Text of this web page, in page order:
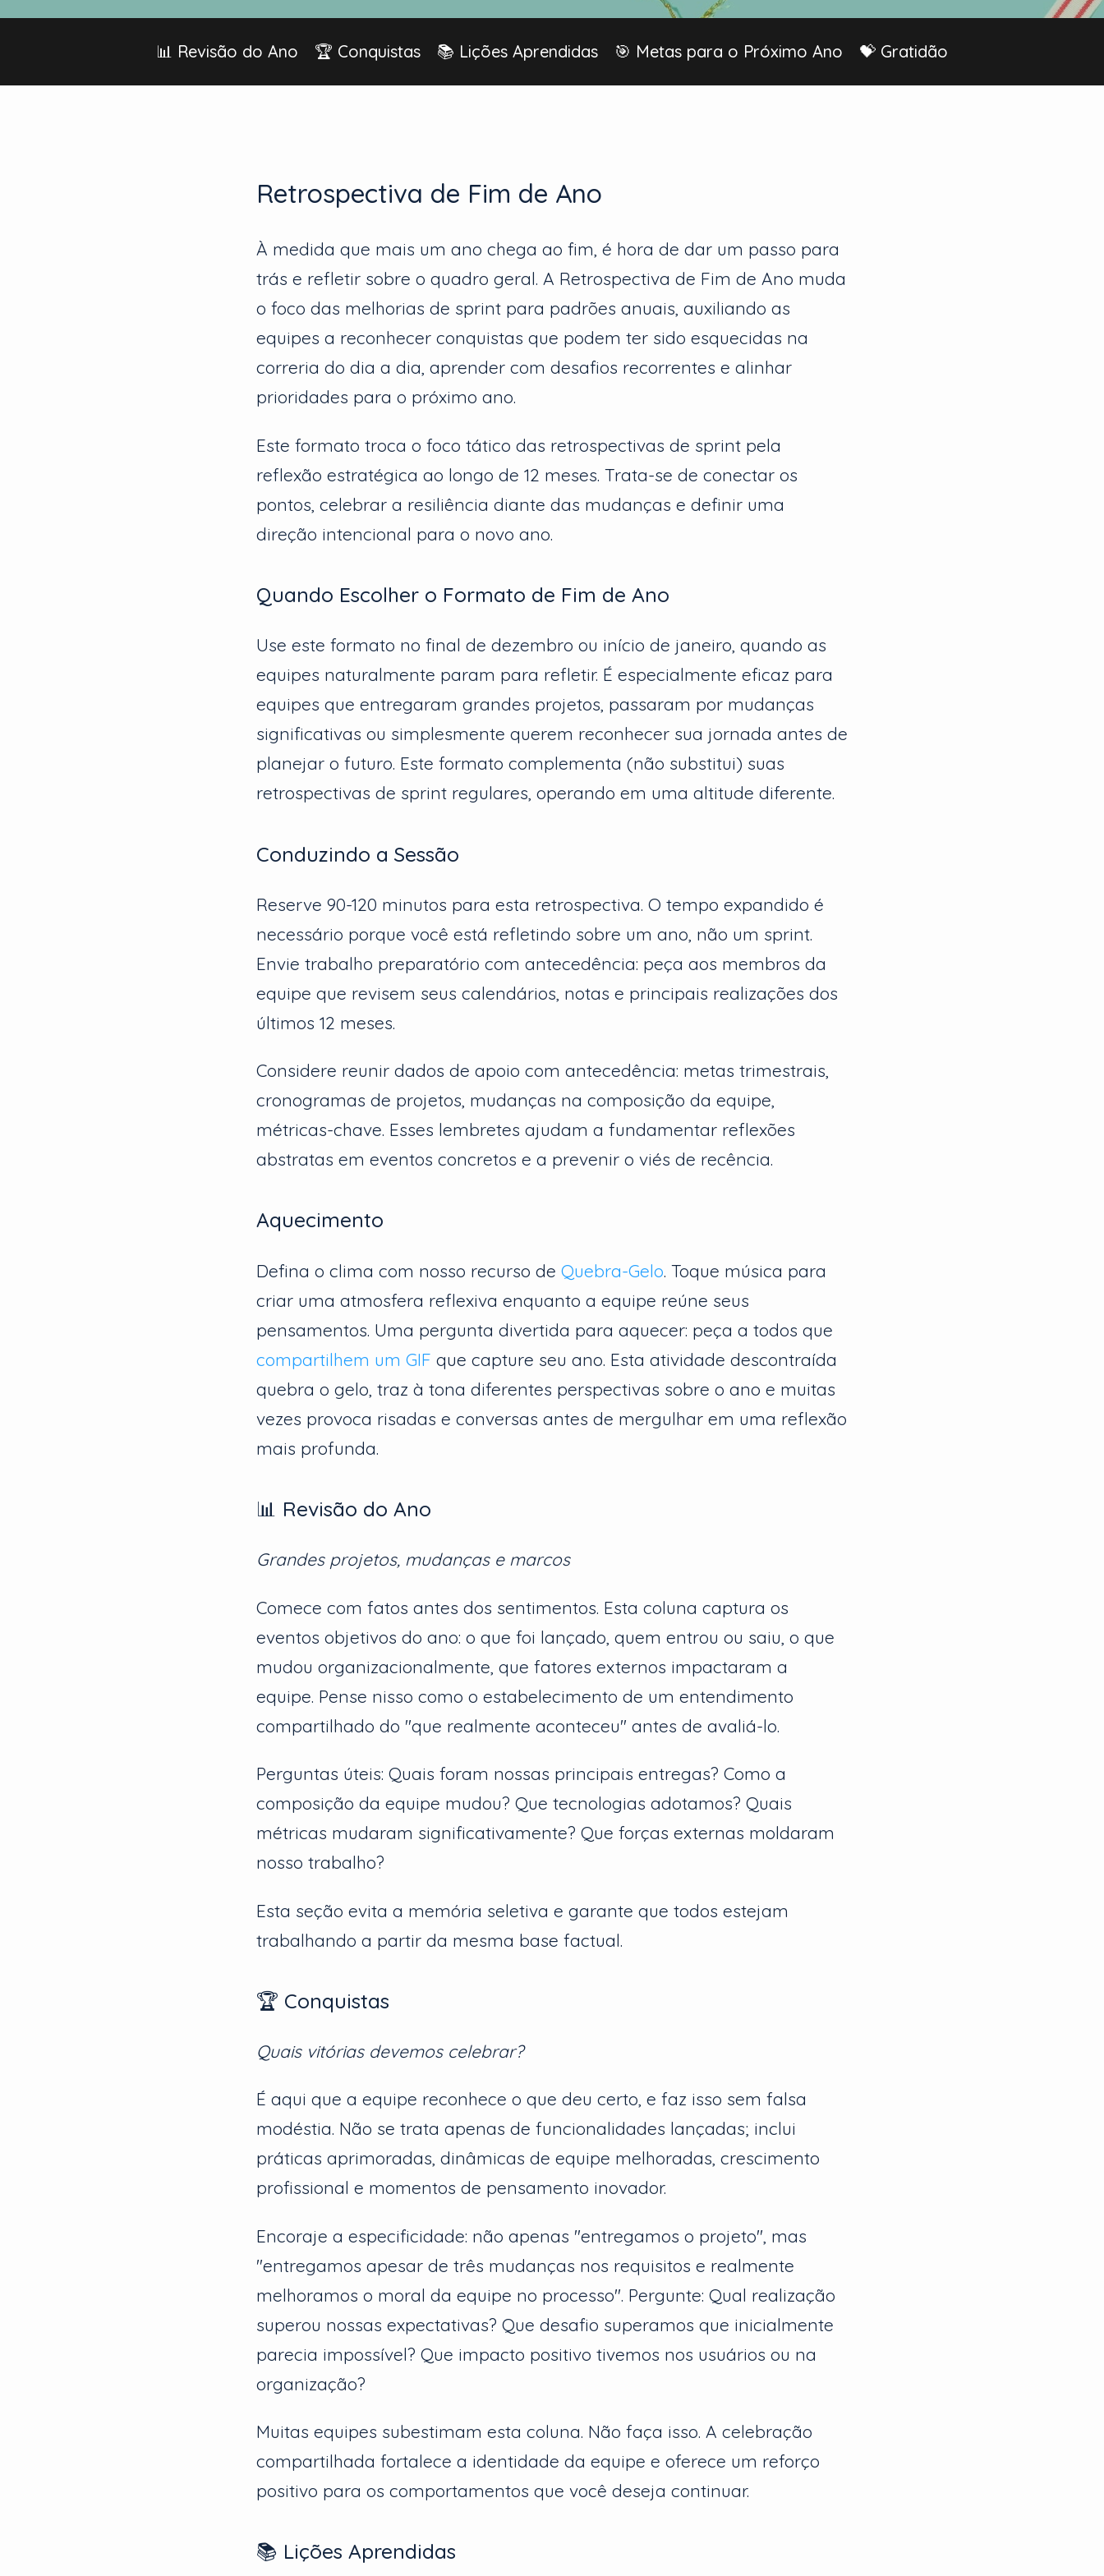
📊 Revisão do Ano 🏆 Conquistas 📚 Lições Aprendidas 🎯 Metas para o Próximo Ano 💝 Gratidão
Retrospectiva de Fim de Ano
À medida que mais um ano chega ao fim, é hora de dar um passo para
trás e refletir sobre o quadro geral. A Retrospectiva de Fim de Ano muda
o foco das melhorias de sprint para padrões anuais, auxiliando as
equipes a reconhecer conquistas que podem ter sido esquecidas na
correria do dia a dia, aprender com desafios recorrentes e alinhar
prioridades para o próximo ano.
Este formato troca o foco tático das retrospectivas de sprint pela
reflexão estratégica ao longo de 12 meses. Trata-se de conectar os
pontos, celebrar a resiliência diante das mudanças e definir uma
direção intencional para o novo ano.
Quando Escolher o Formato de Fim de Ano
Use este formato no final de dezembro ou início de janeiro, quando as
equipes naturalmente param para refletir. É especialmente eficaz para
equipes que entregaram grandes projetos, passaram por mudanças
significativas ou simplesmente querem reconhecer sua jornada antes de
planejar o futuro. Este formato complementa (não substitui) suas
retrospectivas de sprint regulares, operando em uma altitude diferente.
Conduzindo a Sessão
Reserve 90-120 minutos para esta retrospectiva. O tempo expandido é
necessário porque você está refletindo sobre um ano, não um sprint.
Envie trabalho preparatório com antecedência: peça aos membros da
equipe que revisem seus calendários, notas e principais realizações dos
últimos 12 meses.
Considere reunir dados de apoio com antecedência: metas trimestrais,
cronogramas de projetos, mudanças na composição da equipe,
métricas-chave. Esses lembretes ajudam a fundamentar reflexões
abstratas em eventos concretos e a prevenir o viés de recência.
Aquecimento
Defina o clima com nosso recurso de Quebra-Gelo. Toque música para
criar uma atmosfera reflexiva enquanto a equipe reúne seus
pensamentos. Uma pergunta divertida para aquecer: peça a todos que
compartilhem um GIF que capture seu ano. Esta atividade descontraída
quebra o gelo, traz à tona diferentes perspectivas sobre o ano e muitas
vezes provoca risadas e conversas antes de mergulhar em uma reflexão
mais profunda.
📊 Revisão do Ano
Grandes projetos, mudanças e marcos
Comece com fatos antes dos sentimentos. Esta coluna captura os
eventos objetivos do ano: o que foi lançado, quem entrou ou saiu, o que
mudou organizacionalmente, que fatores externos impactaram a
equipe. Pense nisso como o estabelecimento de um entendimento
compartilhado do "que realmente aconteceu" antes de avaliá-lo.
Perguntas úteis: Quais foram nossas principais entregas? Como a
composição da equipe mudou? Que tecnologias adotamos? Quais
métricas mudaram significativamente? Que forças externas moldaram
nosso trabalho?
Esta seção evita a memória seletiva e garante que todos estejam
trabalhando a partir da mesma base factual.
🏆 Conquistas
Quais vitórias devemos celebrar?
É aqui que a equipe reconhece o que deu certo, e faz isso sem falsa
modéstia. Não se trata apenas de funcionalidades lançadas; inclui
práticas aprimoradas, dinâmicas de equipe melhoradas, crescimento
profissional e momentos de pensamento inovador.
Encoraje a especificidade: não apenas "entregamos o projeto", mas
"entregamos apesar de três mudanças nos requisitos e realmente
melhoramos o moral da equipe no processo". Pergunte: Qual realização
superou nossas expectativas? Que desafio superamos que inicialmente
parecia impossível? Que impacto positivo tivemos nos usuários ou na
organização?
Muitas equipes subestimam esta coluna. Não faça isso. A celebração
compartilhada fortalece a identidade da equipe e oferece um reforço
positivo para os comportamentos que você deseja continuar.
📚 Lições Aprendidas